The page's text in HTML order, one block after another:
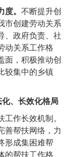
。 不断提升创
市创建劳动关系
、政府负责、社
动关系工作格
面，积极推动创
较集中的乡镇
、长效化格局
作长效机制。
善帮扶网络，力
形成集困难帮
的帮扶工作格